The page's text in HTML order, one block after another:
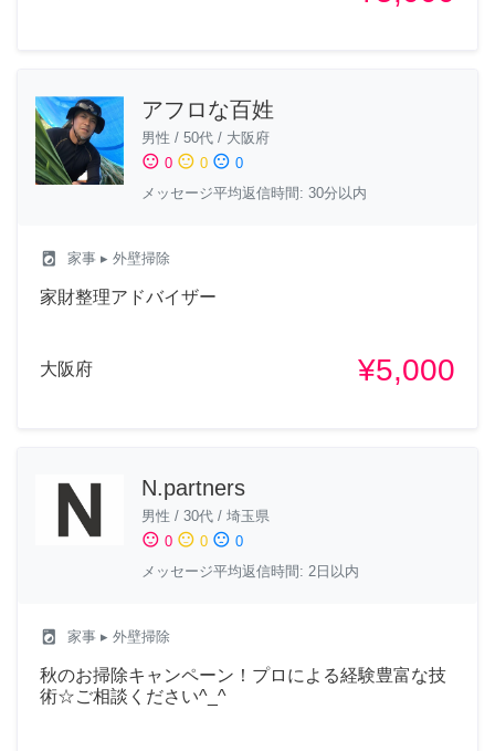
アフロな百姓
男性 / 50代 / 大阪府
sentiment_satisfied 0 sentiment_neutral 0 sentiment_dissatisfied 0
メッセージ平均返信時間: 30分以内
local_laundry_service 家事 ▸ 外壁掃除
家財整理アドバイザー
大阪府 ¥5,000
N.partners
男性 / 30代 / 埼玉県
sentiment_satisfied 0 sentiment_neutral 0 sentiment_dissatisfied 0
メッセージ平均返信時間: 2日以内
local_laundry_service 家事 ▸ 外壁掃除
秋のお掃除キャンペーン！プロによる経験豊富な技
術☆ご相談ください^_^